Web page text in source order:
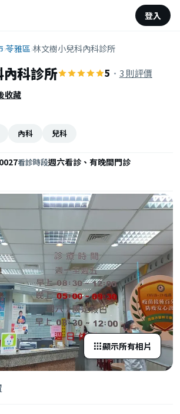
登入
›苓雅區›林文樹小兒科內科診所
科診所 5 · 3 則評價
收藏
內科 兒科
看診時段週六看診、有晚間門診
顯示所有相片